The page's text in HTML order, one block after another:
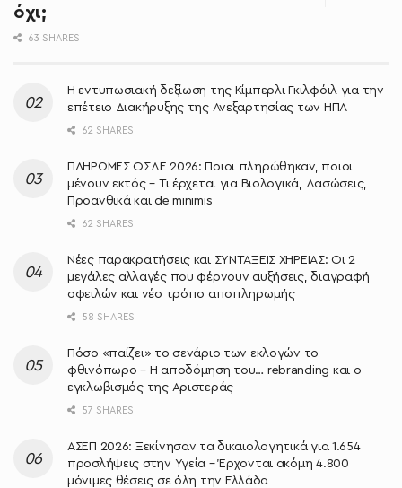
όχι;
63 SHARES
Η εντυπωσιακή δεξίωση της Κίμπερλι Γκιλφόιλ για την
επέτειο Διακήρυξης της Ανεξαρτησίας των ΗΠΑ
62 SHARES
ΠΛΗΡΩΜΕΣ ΟΣΔΕ 2026: Ποιοι πληρώθηκαν, ποιοι
μένουν εκτός – Τι έρχεται για Βιολογικά, Δασώσεις,
Προανθικά και de minimis
62 SHARES
Νέες παρακρατήσεις και ΣΥΝΤΑΞΕΙΣ ΧΗΡΕΙΑΣ: Οι 2
μεγάλες αλλαγές που φέρνουν αυξήσεις, διαγραφή
οφειλών και νέο τρόπο αποπληρωμής
58 SHARES
Πόσο «παίζει» το σενάριο των εκλογών το
φθινόπωρο – Η αποδόμηση του… rebranding και ο
εγκλωβισμός της Αριστεράς
57 SHARES
ΑΣΕΠ 2026: Ξεκίνησαν τα δικαιολογητικά για 1.654
προσλήψεις στην Υγεία – Έρχονται ακόμη 4.800
μόνιμες θέσεις σε όλη την Ελλάδα